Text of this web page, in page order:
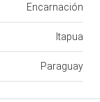
Encarnación
Itapua
Paraguay